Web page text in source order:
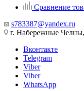
Сравнение
s783387@yandex.ru
г. Набережные
Вконтакте
Telegram
Viber
Viber
WhatsApp